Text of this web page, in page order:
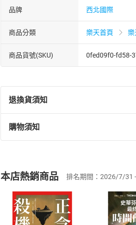
品牌 西北國際
商品分類 樂天首頁 樂
商品貨號(SKU) 0fed09f0-fd58-
退換貨須知
退換貨規定：
(一)依消費者保護法第19條第1
(二)消費者訂購本店鋪之商品即
且已下載/存取電子書，不得請求
退貨方式：您欲取消訂單或辦理
貨」，本店鋪將依您的申請進行
購物須知
挑選商品
Choose
本店熱銷商品 排名期間：2026/7/31